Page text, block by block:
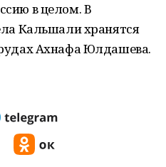
в целом. В
Кальшали хранятся
Ахнафа Юлдашева.